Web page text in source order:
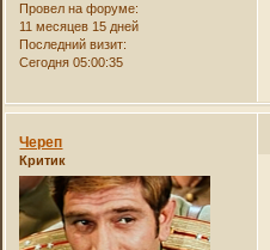
Провел на форуме:
11 месяцев 15 дней
Последний визит:
Сегодня 05:00:35
Череп
Критик